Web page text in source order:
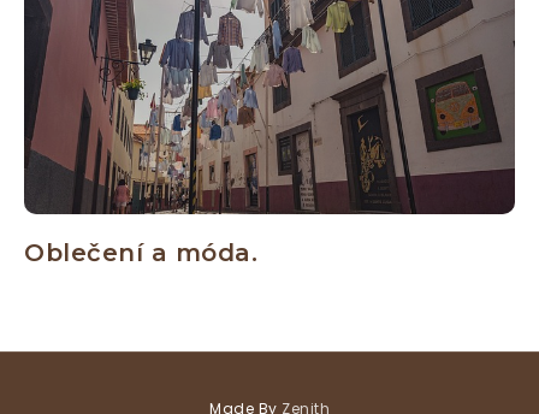
Oblečení a móda.
Made By Zenith